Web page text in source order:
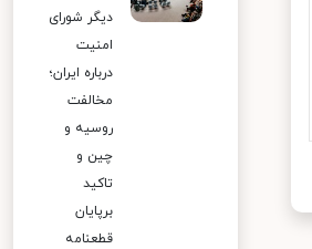
دیگر شورای
امنیت
درباره ایران؛
مخالفت
روسیه و
چین و
تاکید
برپایان
قطعنامه